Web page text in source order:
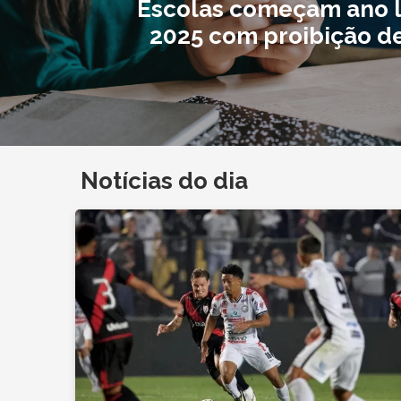
Escolas começam ano
2025 com proibição
Notícias do dia